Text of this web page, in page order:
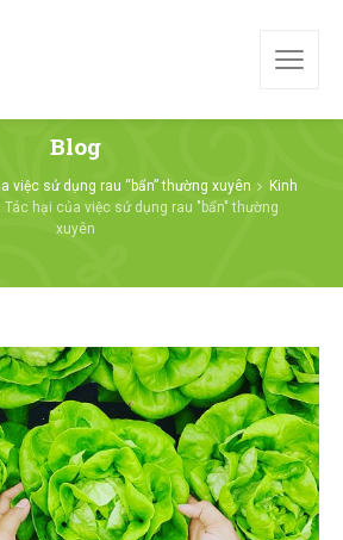
Blog
việc sử dụng rau “bẩn” thường xuyên
Kinh
Tác hại của việc sử dụng rau "bẩn" thường
xuyên